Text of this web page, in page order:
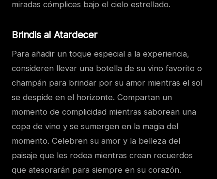
miradas cómplices bajo el cielo estrellado.
Brindis al Atardecer
Para añadir un toque especial a la experiencia,
consideren llevar una botella de su vino favorito o
champán para brindar por su amor mientras el sol
se despide en el horizonte. Compartan un
momento de complicidad mientras saborean una
copa de vino y se sumergen en la magia del
momento. Celebren su amor y la belleza del
paisaje que les rodea mientras crean recuerdos
que atesorarán para siempre en su corazón.